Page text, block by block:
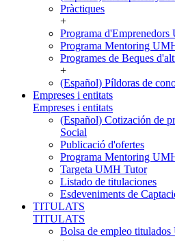
Pràctiques
+
Programa
Programa Mentoring
Programes de Beques
+
(Español) Píldoras de
Empreses i entitats
Empreses i entitats
(Español) Cotización de
Social
Publicació d'ofertes
Programa Mentoring
Targeta UMH Tutor
Listado de titulaciones
Esdeveniments de
TITULATS
TITULATS
Bolsa de empleo